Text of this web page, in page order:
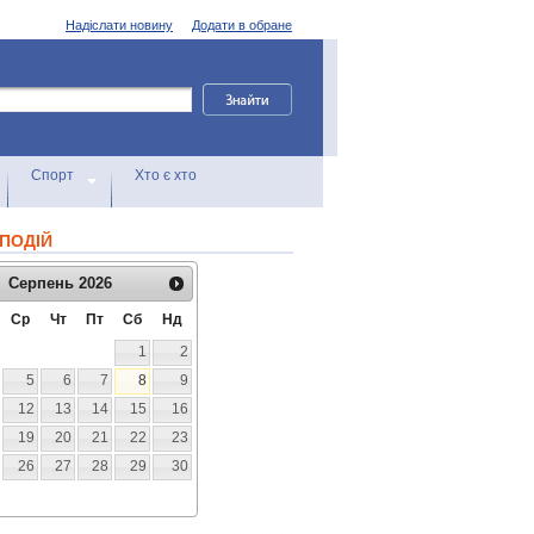
Додати в обране
Надіслати новину
Спорт Хто є хто
Серпень 2026
Ср Чт Пт Сб
Нд
1
2
5 6 7 8
9
12 13 14 15
16
19 20 21 22
23
26 27 28 29
30